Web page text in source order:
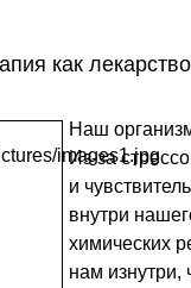
как
Наш
Из-за
и
внутри
химических
нам изнутри,